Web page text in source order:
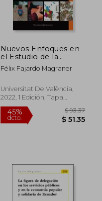
Nuevos Enfoques en
el Estudio de la
Accesibilidad
Félix Fajardo Magraner
Universitat De València,
2022, 1 Edición, Tapa
Blanda, Nuevo
45%
dcto.